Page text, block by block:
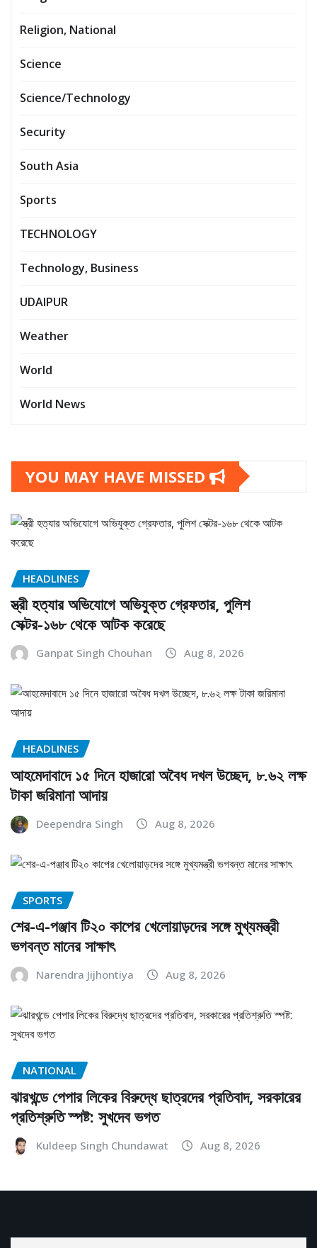
Religion, National
Science
Science/Technology
Security
South Asia
Sports
TECHNOLOGY
Technology, Business
UDAIPUR
Weather
World
World News
YOU MAY HAVE MISSED
HEADLINES
স্ত্রী হত্যার অভিযোগে অভিযুক্ত গ্রেফতার, পুলিশ
সেক্টর-১৬৮ থেকে আটক করেছে
Ganpat Singh Chouhan Aug 8, 2026
HEADLINES
আহমেদাবাদে ১৫ দিনে হাজারো অবৈধ দখল উচ্ছেদ, ৮.৬২ লক্ষ
টাকা জরিমানা আদায়
Deependra Singh Aug 8, 2026
SPORTS
শের-এ-পঞ্জাব টি২০ কাপের খেলোয়াড়দের সঙ্গে মুখ্যমন্ত্রী
ভগবন্ত মানের সাক্ষাৎ
Narendra Jijhontiya Aug 8, 2026
NATIONAL
ঝারখন্ডে পেপার লিকের বিরুদ্ধে ছাত্রদের প্রতিবাদ, সরকারের
প্রতিশ্রুতি স্পষ্ট: সুখদেব ভগত
Kuldeep Singh Chundawat Aug 8, 2026